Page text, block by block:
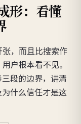
形：看懂
，而且比搜索作
户根本看不见。
段的边界，讲清
什么信任才是这